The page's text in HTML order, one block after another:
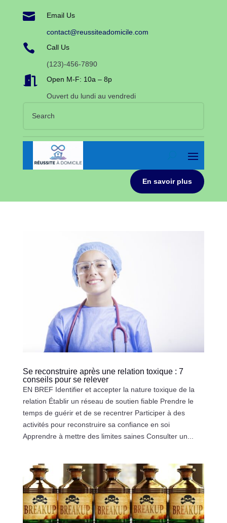
 Email Us
contact@reussiteadomicile.com
 Call Us
(123)-456-7890
 Open M-F: 10a – 8p
Ouvert du lundi au vendredi
En savoir plus
Se reconstruire après une relation toxique : 7
conseils pour se relever
EN BREF Identifier et accepter la nature toxique de la
relation Établir un réseau de soutien fiable Prendre le
temps de guérir et de se recentrer Participer à des
activités pour reconstruire sa confiance en soi
Apprendre à mettre des limites saines Consulter un...